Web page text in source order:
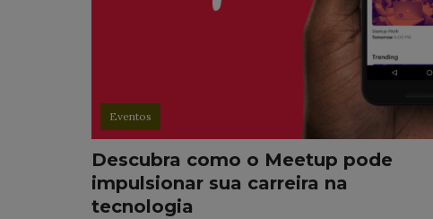
Eventos
Descubra como o Meetup pode
impulsionar sua carreira na
tecnologia